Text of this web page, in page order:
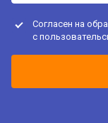
Согласен на
с